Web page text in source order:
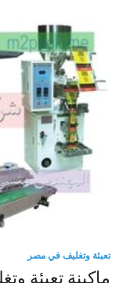
تعبئة وتغليف في مصر
ماكينة تعبئة